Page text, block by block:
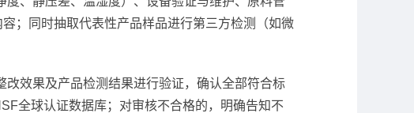
；同时抽取代表性产品样品进行第三方检测（如微
效果及产品检测结果进行验证，确认全部符合标
全球认证数据库；对审核不合格的，明确告知不